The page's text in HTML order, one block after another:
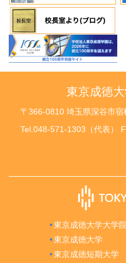
東京成徳
〒366-0810 埼玉県深谷市宿
Tel.048-571-1303（代表）
東京成徳大学大学院
東京成徳大学
東京成徳短期大学